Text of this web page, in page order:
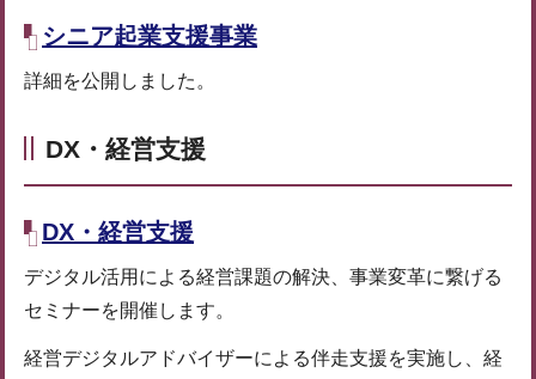
シニア起業支援事業
詳細を公開しました。
DX・経営支援
DX・経営支援
デジタル活用による経営課題の解決、事業変革に繋げる
セミナーを開催します。
経営デジタルアドバイザーによる伴走支援を実施し、経